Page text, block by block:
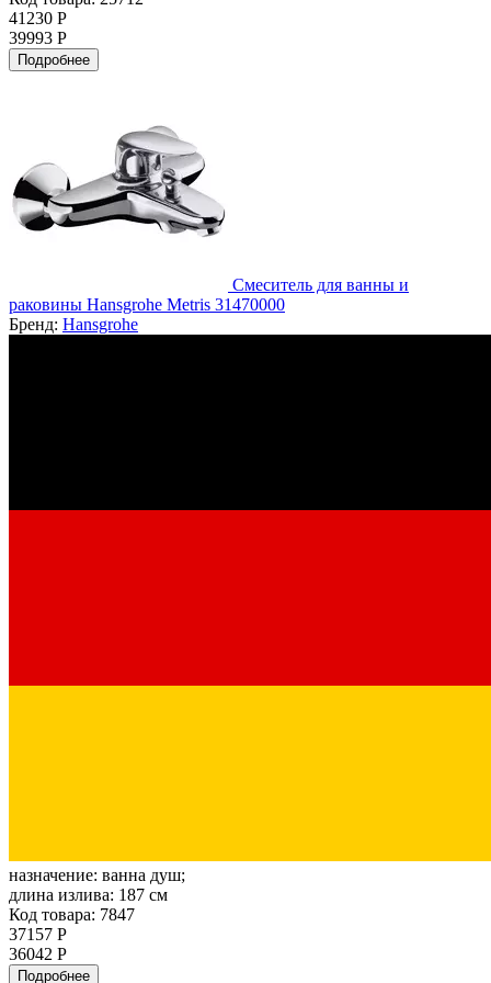
41230 Р
39993 Р
Подробнее
Смеситель для ванны и
раковины Hansgrohe Metris 31470000
Бренд: Hansgrohe
назначение: ванна душ;
длина излива: 187 см
Код товара: 7847
37157 Р
36042 Р
Подробнее